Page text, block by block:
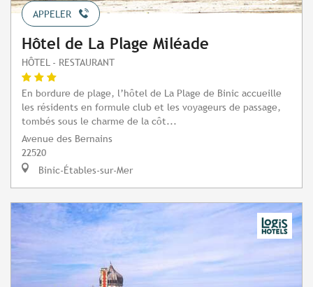
APPELER
Hôtel de La Plage Miléade
HÔTEL - RESTAURANT
En bordure de plage, l’hôtel de La Plage de Binic accueille
les résidents en formule club et les voyageurs de passage,
tombés sous le charme de la côt...
Avenue des Bernains
22520
Binic-Étables-sur-Mer